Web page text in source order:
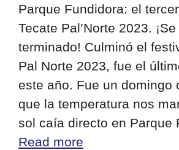
Parque Fundidora: el
Tecate Pal’Norte 2023.
terminado! Culminó el
Pal Norte 2023, fue el
este año. Fue un domingo
que la temperatura nos
sol caía directo en Parque
Read more